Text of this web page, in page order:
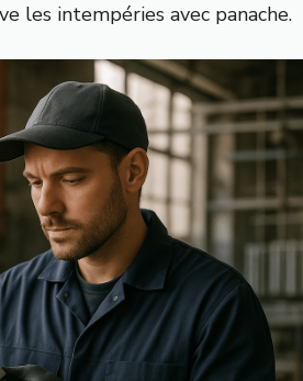
les intempéries avec panache.